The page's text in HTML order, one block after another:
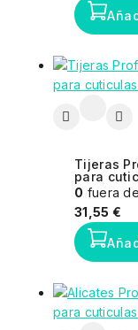
Tijeras
para
0 fuera
31,55 €